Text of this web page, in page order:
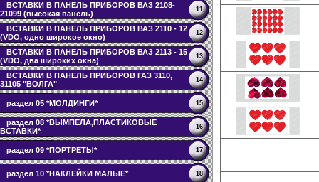
ВСТАВКИ В ПАНЕЛЬ ПРИБОРОВ ВАЗ 2108-
21099 (высокая панель)
11
ВСТАВКИ В ПАНЕЛЬ ПРИБОРОВ ВАЗ 2110 - 12
(VDO, одно широкое окно)
12
ВСТАВКИ В ПАНЕЛЬ ПРИБОРОВ ВАЗ 2113 - 15
(VDO, два широких окна)
13
ВСТАВКИ В ПАНЕЛЬ ПРИБОРОВ ГАЗ 3110,
31105 "ВОЛГА"
14
раздел 05 *МОЛДИНГИ* 15
раздел 08 *ВЫМПЕЛА,ПЛАСТИКОВЫЕ
ВСТАВКИ*
16
раздел 09 *ПОРТРЕТЫ* 17
раздел 10 *НАКЛЕЙКИ МАЛЫЕ* 18